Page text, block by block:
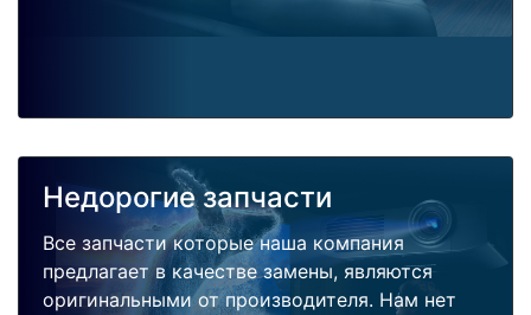
Недорогие запчасти
Все запчасти которые наша компания
предлагает в качестве замены, являются
оригинальными от производителя. Нам нет